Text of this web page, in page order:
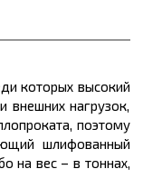
которых высокий
внешних нагрузок,
, поэтому
шлифованный
на вес – в тоннах,